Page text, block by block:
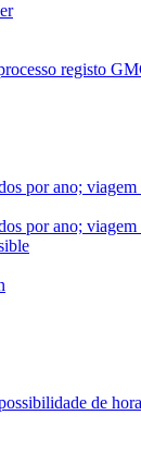
registo
por ano;
por ano;
de